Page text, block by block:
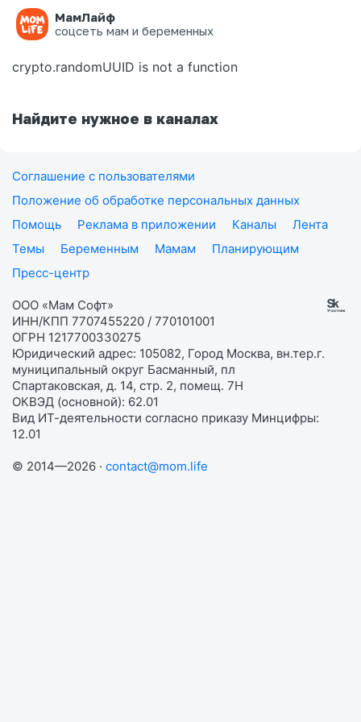
МамЛайф
соцсеть мам и беременных
Ошибка на странице
crypto.randomUUID is not a function
Найдите нужное в каналах
Соглашение с пользователями
Положение об обработке персональных данных
Помощь
Реклама в приложении Каналы
Лента
Темы
Беременным Мамам
Планирующим
Пресс-центр
ООО «Мам Софт»
ИНН/КПП 7707455220 / 770101001
ОГРН 1217700330275
Юридический адрес: 105082, Город Москва, вн.тер.г.
муниципальный округ Басманный, пл
Спартаковская, д. 14, стр. 2, помещ. 7Н
ОКВЭД (основной): 62.01
Вид ИТ-деятельности согласно приказу Минцифры:
12.01
© 2014—2026 · contact@mom.life